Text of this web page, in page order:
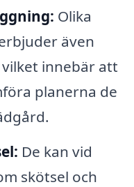
Olika
även
innebär att
planerna de
De kan vid
skötsel och